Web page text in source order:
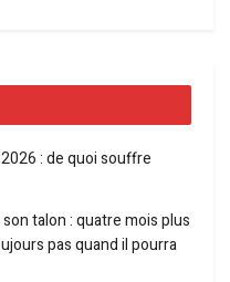
: de quoi souffre
talon : quatre mois plus
pas quand il pourra